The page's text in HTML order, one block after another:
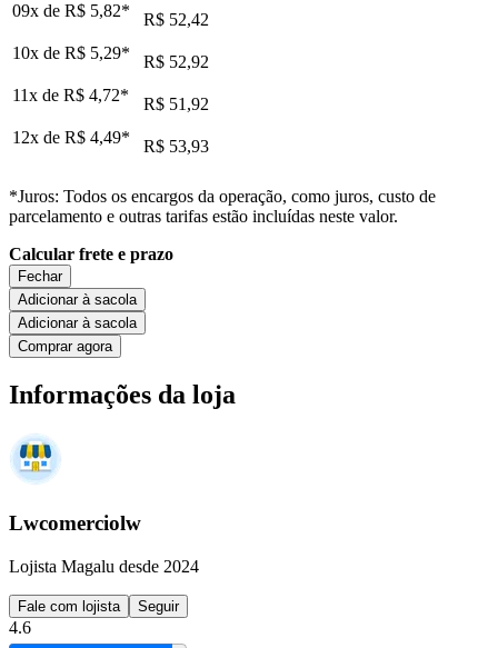
09x de R$ 5,82*
R$ 52,42
10x de R$ 5,29*
R$ 52,92
11x de R$ 4,72*
R$ 51,92
12x de R$ 4,49* R$ 53,93
*Juros: Todos os encargos da operação, como juros, custo de
parcelamento e outras tarifas estão incluídas neste valor.
Calcular frete e prazo
Fechar
Adicionar à sacola
Adicionar à sacola
Comprar agora
Informações da loja
Lwcomerciolw
Lojista Magalu desde 2024
Fale com lojista Seguir
4.6